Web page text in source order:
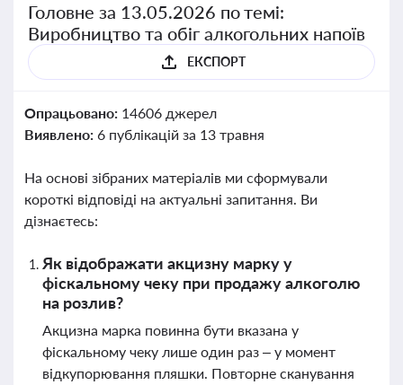
Головне за 13.05.2026 по темі:
Виробництво та обіг алкогольних напоїв
ЕКСПОРТ
Опрацьовано: 14606 джерел
Виявлено: 6 публікацій за 13 травня
На основі зібраних матеріалів ми сформували
короткі відповіді на актуальні запитання. Ви
дізнаєтесь:
Як відображати акцизну марку у
фіскальному чеку при продажу алкоголю
на розлив?
Акцизна марка повинна бути вказана у
фіскальному чеку лише один раз – у момент
відкупорювання пляшки. Повторне сканування